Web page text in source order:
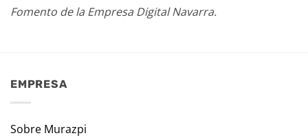
Fomento de la Empresa Digital Navarra.
EMPRESA
Sobre Murazpi